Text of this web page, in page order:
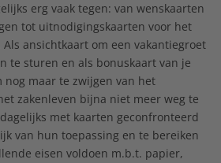
erg vaak tegen: van wenskaarten
tot uitnodigingskaarten voor het
ansichtkaart om een vakantiegroet
te sturen en als bonuskaart van je
nog maar te zwijgen van het
zakenleven bijna niet meer weg te
met kaarten geconfronteerd
van hun toepassing en te bereiken
eisen voldoen m.b.t. papier,